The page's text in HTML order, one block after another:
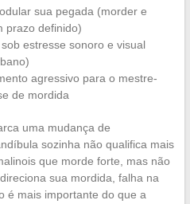
sua pegada (morder e
prazo definido)
estresse sonoro e visual
agressivo para o mestre-
de mordida
uma mudança de
sozinha não qualifica mais
que morde forte, mas não
sua mordida, falha na
é mais importante do que a